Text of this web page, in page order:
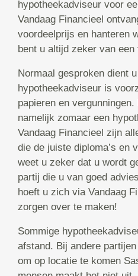
hypotheekadviseur voor
Vandaag Financieel
voordeelprijs en hanteren
bent u altijd zeker van
Normaal gesproken dient
hypotheekadviseur is
papieren en
namelijk zomaar een
Vandaag Financieel zijn
die de juiste diploma’s en
weet u zeker dat u wordt
partij die u van goed
hoeft u zich via Vandaag
zorgen over te maken!
Sommige
afstand. Bij andere
om op locatie te komen